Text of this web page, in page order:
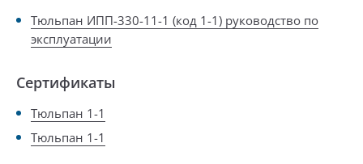
Тюльпан ИПП-330-11-1 (код 1-1) руководство по
эксплуатации
Сертификаты
Тюльпан 1-1
Тюльпан 1-1